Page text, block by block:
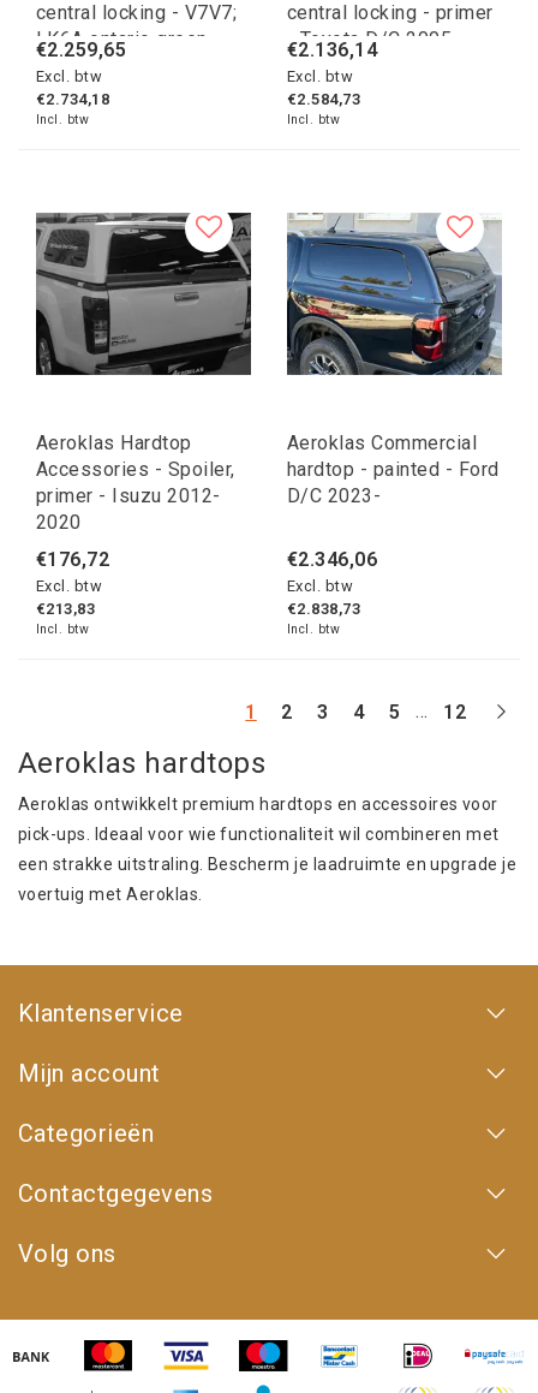
central locking - V7V7;
LK6A ontario green -
Volkswagen D/C 2010-
2020
€2.259,65
Excl. btw
€2.734,18
Incl. btw
central locking - primer
- Toyota D/C 2005-
2015
€2.136,14
Excl. btw
€2.584,73
Incl. btw
Aeroklas Hardtop
Accessories - Spoiler,
primer - Isuzu 2012-
2020
€176,72
Excl. btw
€213,83
Incl. btw
Aeroklas Commercial
hardtop - painted - Ford
D/C 2023-
€2.346,06
Excl. btw
€2.838,73
Incl. btw
1 2 3 4 5 ... 12
Aeroklas hardtops
Aeroklas ontwikkelt premium hardtops en accessoires voor
pick-ups. Ideaal voor wie functionaliteit wil combineren met
een strakke uitstraling. Bescherm je laadruimte en upgrade je
voertuig met Aeroklas.
Klantenservice
Mijn account
Categorieën
Contactgegevens
Volg ons